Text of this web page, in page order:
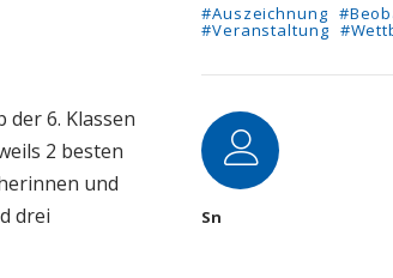
6. Klassen
2 besten
und
drei
#Auszeichnung
#Veranstaltung
Autor
Sn